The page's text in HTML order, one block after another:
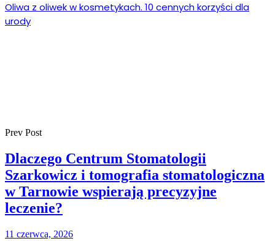
Oliwa z oliwek w kosmetykach. 10 cennych korzyści dla
urody
Prev Post
Dlaczego Centrum Stomatologii
Szarkowicz i tomografia stomatologiczna
w Tarnowie wspierają precyzyjne
leczenie?
11 czerwca, 2026